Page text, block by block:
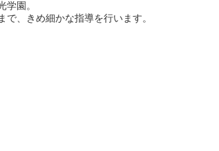
園。
、きめ細かな指導を行います。